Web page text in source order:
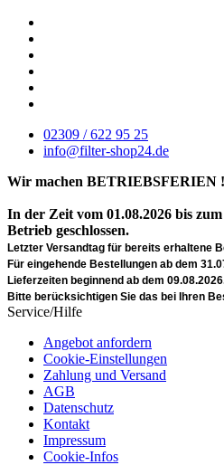
02309 / 622 95 25
info@filter-shop24.de
Wir machen BETRIEBSFERIEN !
In der Zeit vom 01.08.2026 bis
Betrieb geschlossen.
Letzter Versandtag für bereits erhaltene
Für eingehende Bestellungen ab dem
Lieferzeiten beginnend ab dem
Bitte berücksichtigen Sie das bei Ihren
Service/Hilfe
Angebot anfordern
Cookie-Einstellungen
Zahlung und Versand
AGB
Datenschutz
Kontakt
Impressum
Cookie-Infos